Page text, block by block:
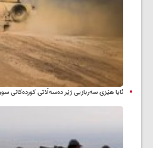
ئایا هێزی سەربازیی ژێر دەسەڵاتی کوردەکانی